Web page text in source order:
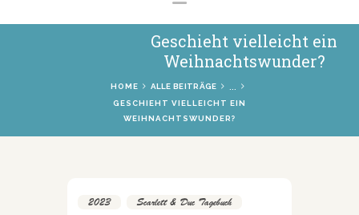
Geschieht vielleicht ein
Weihnachtswunder?
HOME ALLE BEITRÄGE
GESCHIEHT VIELLEICHT EIN
WEIHNACHTSWUNDER?
SHOP
2023 Scarlett & Duc Tagebuch